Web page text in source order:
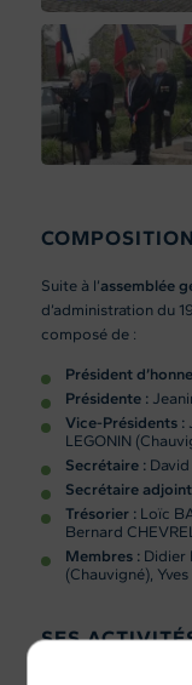
Suite à l’assemblée
d’administration du
composé de :
Président
Présidente :
Vice-Présidents :
LEGONIN
Secrétaire :
Secrétaire
Trésorier : Loïc
Bernard
Membres : Didier
(Chauvigné),
SES